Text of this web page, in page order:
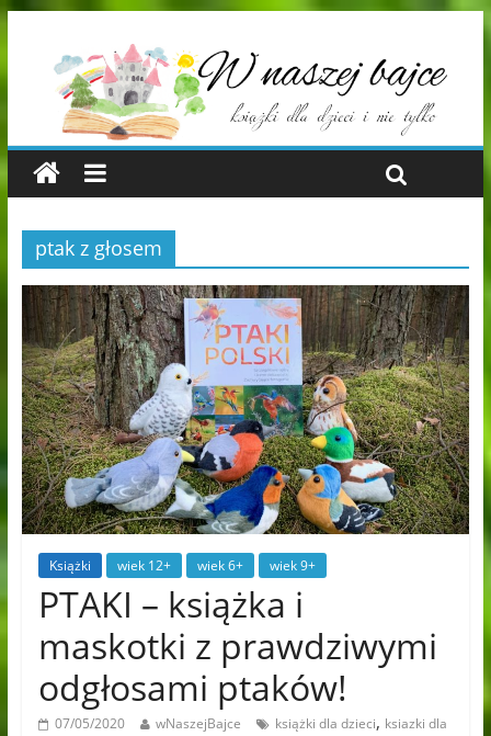
ptak z głosem
Książki wiek 12+ wiek 6+ wiek 9+
PTAKI – książka i
maskotki z prawdziwymi
odgłosami ptaków!
07/05/2020 wNaszejBajce książki dla dzieci, ksiazki dla